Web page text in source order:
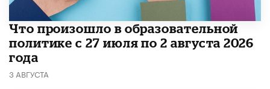
​Что произошло в образовательной
политике с 27 июля по 2 августа 2026
года
3 АВГУСТА